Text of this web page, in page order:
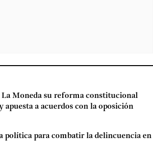
La Moneda su reforma constitucional
apuesta a acuerdos con la oposición
política para combatir la delincuencia en